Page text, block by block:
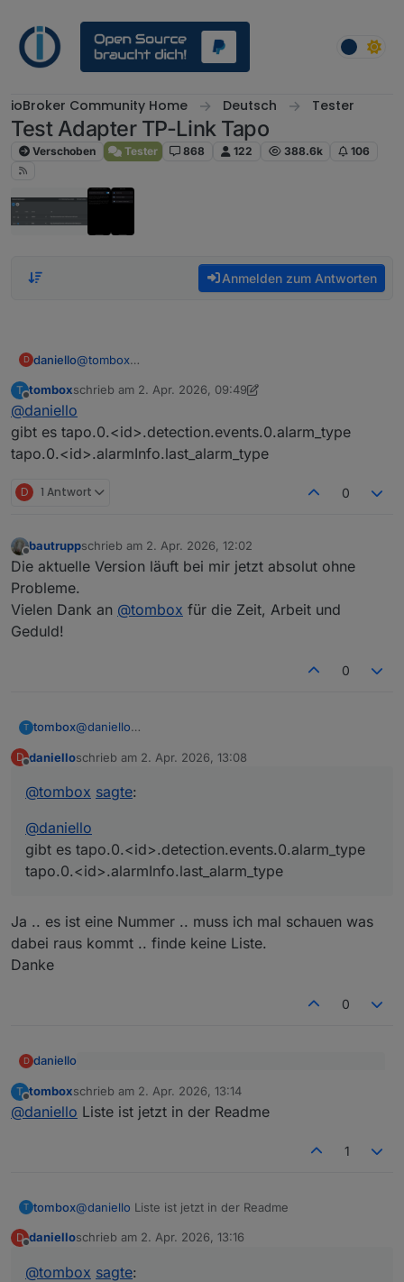
ioBroker Community Home Deutsch Tester
Test Adapter TP-Link Tapo
Verschoben Tester 868 122 388.6k 106
Anmelden zum Antworten
D daniello@tombox
ein true, wenn eine person erkannt ist.
Bewegungsalarm und Personenerkennung.
Aktive/Inaktive ist klar .. aber das bezieht sich ja nur
auf die Funktion.
T
Offline
tomboxschrieb am 2. Apr. 2026, 09:49
zuletzt editiert von tombox4. Feb. 2026, 11:50
@daniello
gibt es tapo.0.<id>.detection.events.0.alarm_type
tapo.0.<id>.alarmInfo.last_alarm_type
D 1 Antwort 0
Offline
bautruppschrieb am 2. Apr. 2026, 12:02
zuletzt editiert von
Die aktuelle Version läuft bei mir jetzt absolut ohne
Probleme.
Vielen Dank an @tombox für die Zeit, Arbeit und
Geduld!
0
T tombox@daniello
tapo.0.<id>.alarmInfo.last_alarm_type
D danielloschrieb am 2. Apr. 2026, 13:08
zuletzt editiert von
@tombox sagte:
@daniello
gibt es tapo.0.<id>.detection.events.0.alarm_type
tapo.0.<id>.alarmInfo.last_alarm_type
Ja .. es ist eine Nummer .. muss ich mal schauen was
dabei raus kommt .. finde keine Liste.
Danke
0
D daniello
@daniello
gibt es tapo.0.<id>.detection.events.0.alarm_type
Ja .. es ist eine Nummer .. muss ich mal schauen was
dabei raus kommt .. finde keine Liste.
T
Offline
tomboxschrieb am 2. Apr. 2026, 13:14
zuletzt editiert von
@daniello Liste ist jetzt in der Readme
1
T tombox@daniello Liste ist jetzt in der Readme
D danielloschrieb am 2. Apr. 2026, 13:16
zuletzt editiert von
@tombox sagte: